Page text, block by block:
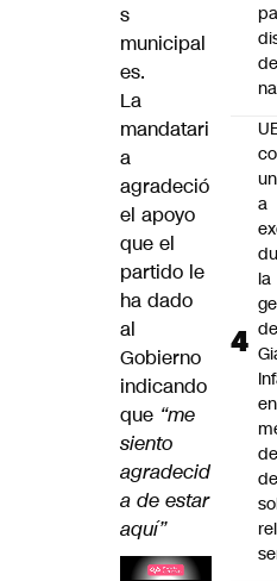
s
municipal
es.
La
mandatari
a
agradeció
el apoyo
que el
partido le
ha dado
al
Gobierno
indicando
que “me
siento
agradecid
a de estar
aquí”
a
la
de
en
de